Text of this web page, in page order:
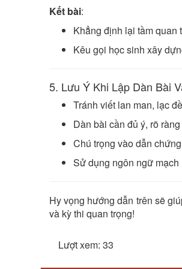
Kết bài:
Khẳng định lại tầm quan
Kêu gọi học sinh xây
5. Lưu Ý Khi Lập Dàn Bài
Tránh viết lan man, lạc
Dàn bài cần đủ ý, rõ
Chú trọng vào dẫn
Sử dụng ngôn ngữ mạch
Hy vọng hướng dẫn trên sẽ
và kỳ thi quan trọng!
Lượt xem: 33